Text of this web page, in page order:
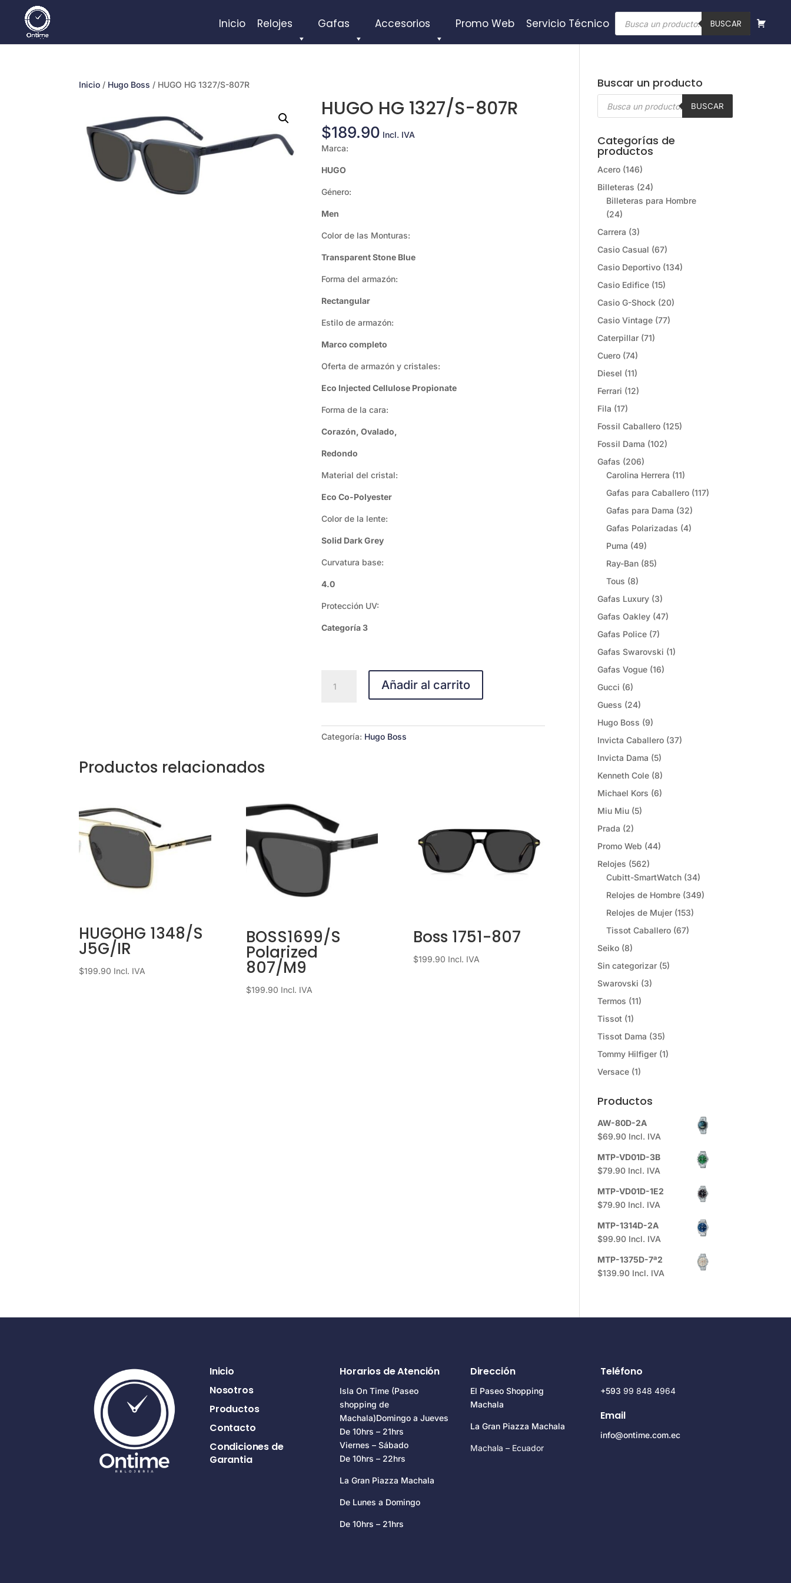
Inicio Relojes Gafas Accesorios Promo Web Servicio Técnico
Búsqueda
de
productos
BUSCAR
Inicio / Hugo Boss / HUGO HG 1327/S-807R
HUGO HG 1327/S-807R
$189.90 Incl. IVA
Marca:
HUGO
Género:
Men
Color de las Monturas:
Transparent Stone Blue
Forma del armazón:
Rectangular
Estilo de armazón:
Marco completo
Oferta de armazón y cristales:
Eco Injected Cellulose Propionate
Forma de la cara:
Corazón, Ovalado,
Redondo
Material del cristal:
Eco Co-Polyester
Color de la lente:
Solid Dark Grey
Curvatura base:
4.0
Protección UV:
Categoría 3
Añadir al carrito
Categoría: Hugo Boss
Productos relacionados
HUGOHG 1348/S
J5G/IR
$199.90 Incl. IVA
BOSS1699/S
Polarized
807/M9
$199.90 Incl. IVA
Boss 1751-807
$199.90 Incl. IVA
Buscar un producto
Búsqueda
BUSCAR
Categorías de
productos
Acero (146)
Billeteras (24)
Billeteras para Hombre
(24)
Carrera (3)
Casio Casual (67)
Casio Deportivo (134)
Casio Edifice (15)
Casio G-Shock (20)
Casio Vintage (77)
Caterpillar (71)
Cuero (74)
Diesel (11)
Ferrari (12)
Fila (17)
Fossil Caballero (125)
Fossil Dama (102)
Gafas (206)
Carolina Herrera (11)
Gafas para Caballero (117)
Gafas para Dama (32)
Gafas Polarizadas (4)
Puma (49)
Ray-Ban (85)
Tous (8)
Gafas Luxury (3)
Gafas Oakley (47)
Gafas Police (7)
Gafas Swarovski (1)
Gafas Vogue (16)
Gucci (6)
Guess (24)
Hugo Boss (9)
Invicta Caballero (37)
Invicta Dama (5)
Kenneth Cole (8)
Michael Kors (6)
Miu Miu (5)
Prada (2)
Promo Web (44)
Relojes (562)
Cubitt-SmartWatch (34)
Relojes de Hombre (349)
Relojes de Mujer (153)
Tissot Caballero (67)
Seiko (8)
Sin categorizar (5)
Swarovski (3)
Termos (11)
Tissot (1)
Tissot Dama (35)
Tommy Hilfiger (1)
Versace (1)
Productos
AW-80D-2A
$69.90 Incl. IVA
MTP-VD01D-3B
$79.90 Incl. IVA
MTP-VD01D-1E2
$79.90 Incl. IVA
MTP-1314D-2A
$99.90 Incl. IVA
MTP-1375D-7ª2
$139.90 Incl. IVA
Inicio
Nosotros
Productos
Contacto
Condiciones de
Garantia
Horarios de Atención
Isla On Time (Paseo
shopping de
Machala)Domingo a Jueves
De 10hrs – 21hrs
Viernes – Sábado
De 10hrs – 22hrs
La Gran Piazza Machala
De Lunes a Domingo
De 10hrs – 21hrs
Dirección
El Paseo Shopping
Machala
La Gran Piazza Machala
Machala – Ecuador
Teléfono
+59399 848 4964
Email
info@ontime.com.ec